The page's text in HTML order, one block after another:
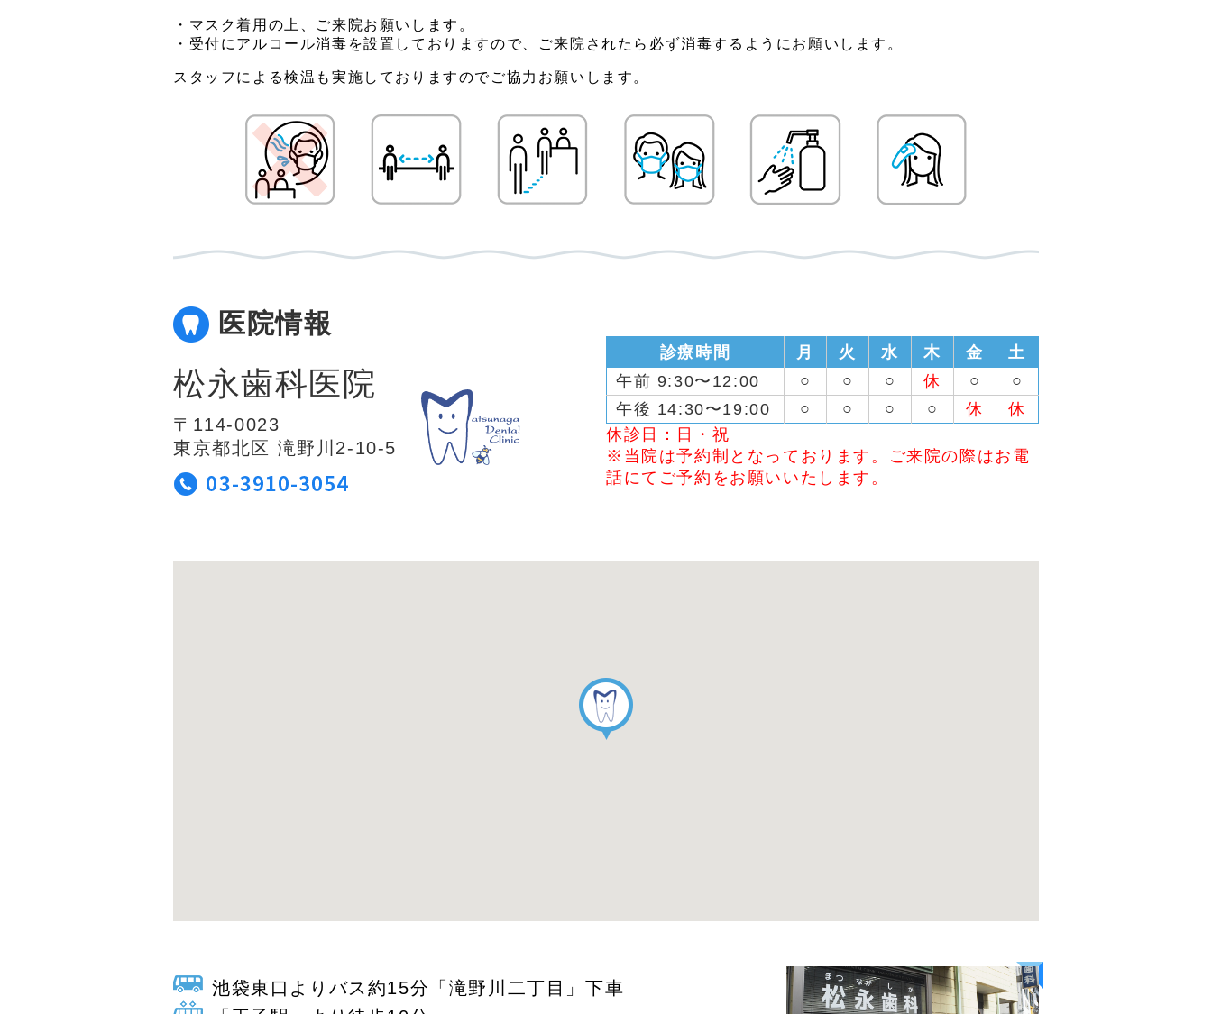
・マスク着用の上、ご来院お願いします。
・受付にアルコール消毒を設置しておりますので、ご来院されたら必ず消毒するようにお願いします。
スタッフによる検温も実施しておりますのでご協力お願いします。
医院情報
松永歯科医院
〒114-0023
東京都北区 滝野川2-10-5
診療時間 月 火 水 木 金
土
午前 9:30〜12:00
○ ○ ○ 休 ○
○
午後 14:30〜19:00
○ ○ ○ ○ 休
休
休診日：日・祝
※当院は予約制となっております。ご来院の際はお電
話にてご予約をお願いいたします。
池袋東口よりバス約15分
「滝野川二丁目」下車